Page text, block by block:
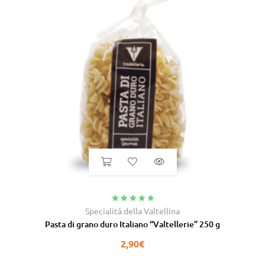
Valutato
5.00
Specialità della Valtellina
Pasta di grano duro Italiano “Valtellerie” 250 g
2,90€